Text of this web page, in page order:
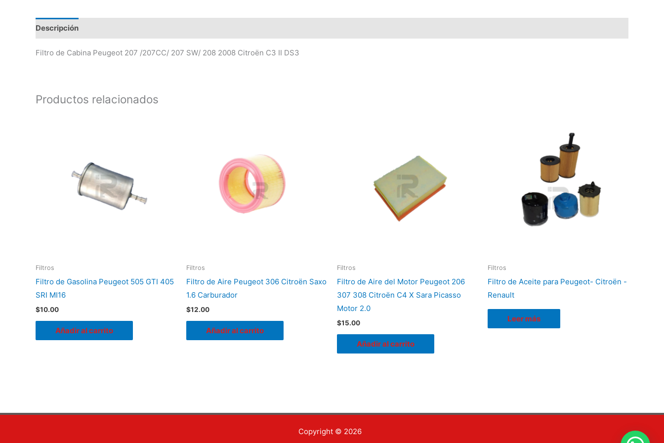
Descripción
Filtro de Cabina Peugeot 207 /207CC/ 207 SW/ 208 2008 Citroën C3 II DS3
Productos relacionados
Filtros
Filtro de Gasolina Peugeot 505 GTI 405
SRI MI16
$10.00
Añadir al carrito
Filtros
Filtro de Aire Peugeot 306 Citroën Saxo
1.6 Carburador
$12.00
Añadir al carrito
Filtros
Filtro de Aire del Motor Peugeot 206
307 308 Citroën C4 X Sara Picasso
Motor 2.0
$15.00
Añadir al carrito
Filtros
Filtro de Aceite para Peugeot- Citroën -
Renault
Leer más
Copyright © 2026